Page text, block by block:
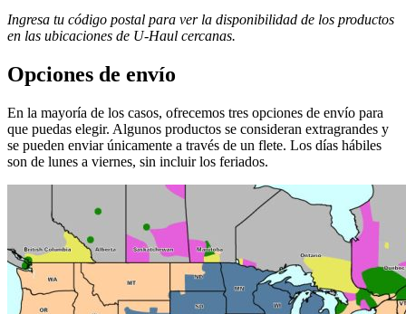
Ingresa tu código postal para ver la disponibilidad de los productos
en las ubicaciones de U-Haul ​​​​​​​ cercanas.
Opciones de envío
En la mayoría de los casos, ofrecemos tres opciones de envío para
que puedas elegir. Algunos productos se consideran extragrandes y
se pueden enviar únicamente a través de un flete. Los días hábiles
son de lunes a viernes, sin incluir los feriados.